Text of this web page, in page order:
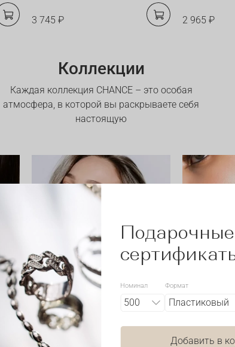
3 745 ₽ 2 965 ₽
Коллекции
Каждая коллекция CHANCE – это особая
атмосфера, в которой вы раскрываете себя
настоящую
Подарочные
Номинал Формат
Добавить в